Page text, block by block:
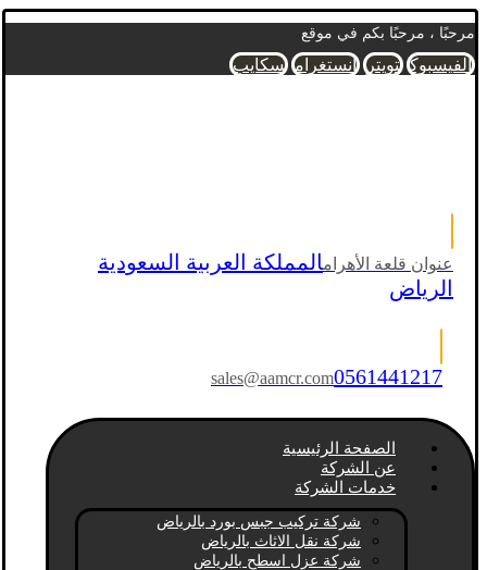
مرحبًا ، مرحبًا بكم في موقع
الفيسبوك تويتر انستغرام سكايب
عنوان قلعة الأهرامالمملكة العربية السعودية
الرياض
sales@aamcr.com0561441217
الصفحة الرئيسية
عن الشركة
خدمات الشركة
شركة تركيب جبس بورد بالرياض
شركة نقل الاثاث بالرياض
شركة عزل اسطح بالرياض